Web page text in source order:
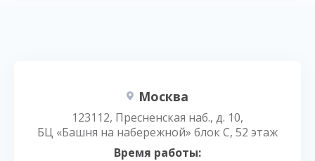
Москва
123112, Пресненская наб., д. 10,
БЦ «Башня на набережной» блок С, 52 этаж
Время работы: